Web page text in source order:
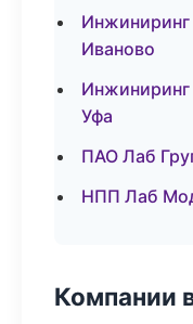
Иваново
Уфа
ПАО Лаб
НПП Лаб
Компании